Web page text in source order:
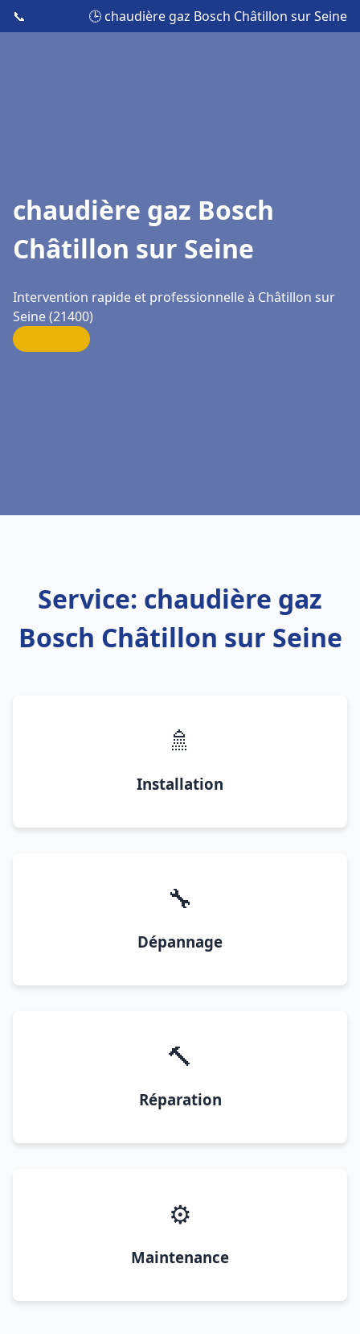
📞 🕒 chaudière gaz Bosch Châtillon sur Seine
chaudière gaz Bosch
Châtillon sur Seine
Intervention rapide et professionnelle à Châtillon sur
Seine (21400)
Service: chaudière gaz
Bosch Châtillon sur Seine
🚿
Installation
🔧
Dépannage
🔨
Réparation
⚙️
Maintenance